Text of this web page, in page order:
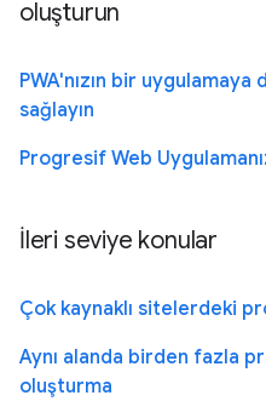
oluşturun
PWA'nızın bir
sağlayın
Progresif Web
İleri seviye konular
Çok kaynaklı sitelerdeki
Aynı alanda birden fazla
oluşturma